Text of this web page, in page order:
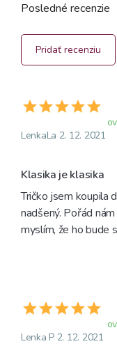
Posledné recenzie
Pridať recenziu
LenkaLa 2. 12. 2021
Klasika je klasika
Tričko jsem koupila
nadšený. Pořád
myslím, že ho bude
Lenka P 2. 12. 2021